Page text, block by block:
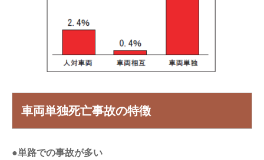
車両単独死亡事故の特徴
●単路での事故が多い